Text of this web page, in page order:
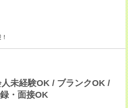
未経験OK / ブランクOK /
・面接OK